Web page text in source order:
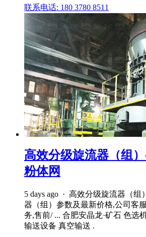
联系电话: 180 3780 8511
高效分级旋流器（组
粉体网
5 days ago · 高效分级旋流器（组
器（组）参数及最新价格,公司客
务,售前/ ... 合肥安晶龙·矿石 色选
输送设备 真空输送 .